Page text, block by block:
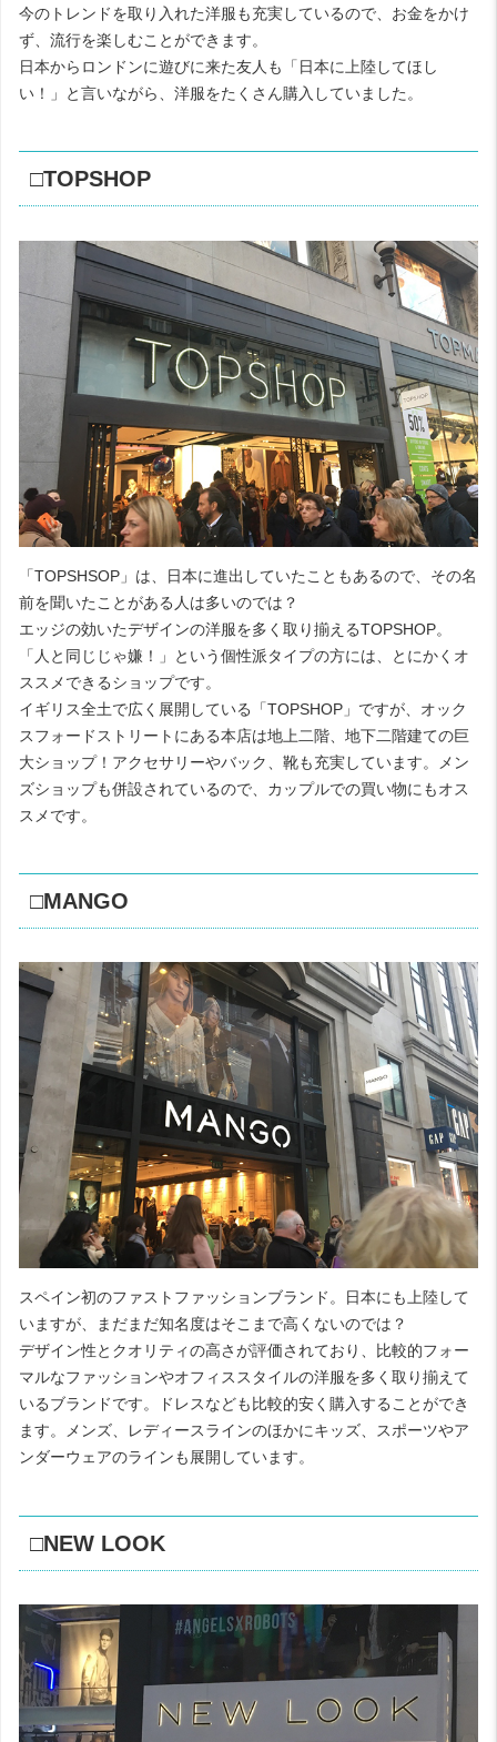
今のトレンドを取り入れた洋服も充実しているので、お金をかけ
ず、流行を楽しむことができます。
日本からロンドンに遊びに来た友人も「日本に上陸してほし
い！」と言いながら、洋服をたくさん購入していました。
□TOPSHOP
「TOPSHSOP」は、日本に進出していたこともあるので、その名
前を聞いたことがある人は多いのでは？
エッジの効いたデザインの洋服を多く取り揃えるTOPSHOP。
「人と同じじゃ嫌！」という個性派タイプの方には、とにかくオ
ススメできるショップです。
イギリス全土で広く展開している「TOPSHOP」ですが、オック
スフォードストリートにある本店は地上二階、地下二階建ての巨
大ショップ！アクセサリーやバック、靴も充実しています。メン
ズショップも併設されているので、カップルでの買い物にもオス
スメです。
□MANGO
スペイン初のファストファッションブランド。日本にも上陸して
いますが、まだまだ知名度はそこまで高くないのでは？
デザイン性とクオリティの高さが評価されており、比較的フォー
マルなファッションやオフィススタイルの洋服を多く取り揃えて
いるブランドです。ドレスなども比較的安く購入することができ
ます。メンズ、レディースラインのほかにキッズ、スポーツやア
ンダーウェアのラインも展開しています。
□NEW LOOK